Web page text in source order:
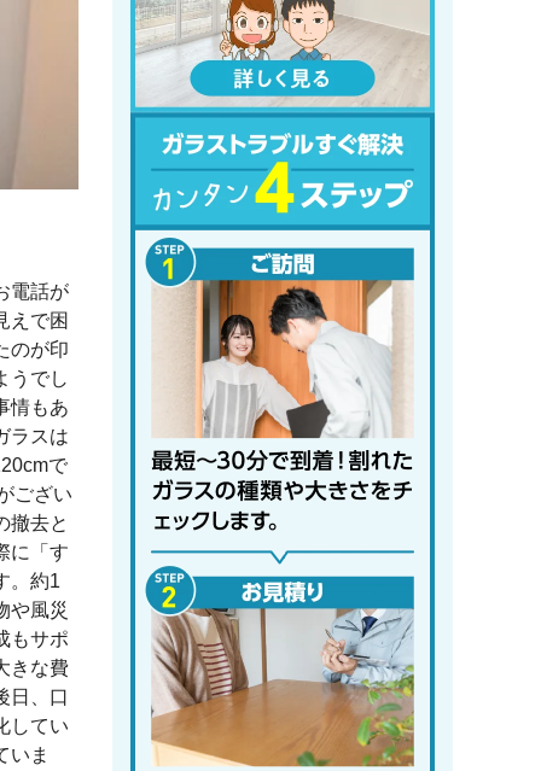
電話が
えで困
のが印
うでし
情もあ
ラスは
で
ござい
撤去と
に「す
。約1
や風災
もサポ
きな費
日、口
してい
いま